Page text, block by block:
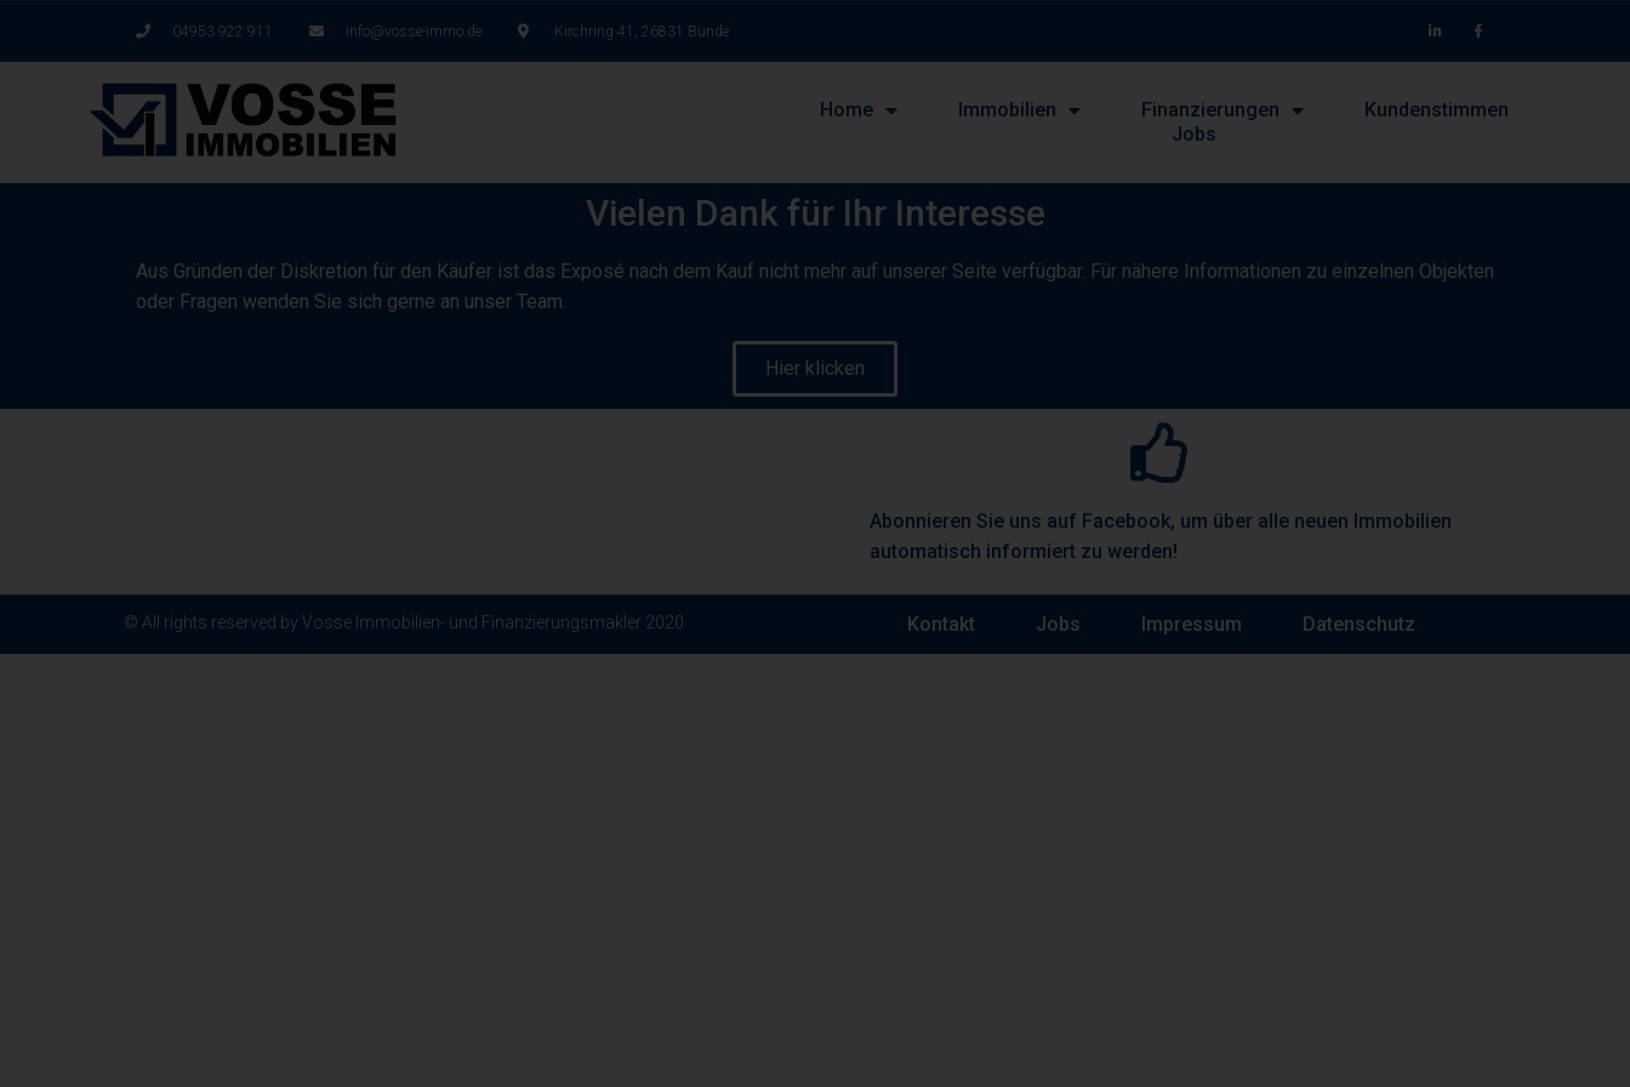
04953 922 911 info@vosse-immo.de Kirchring 41, 26831 Bunde
Home Immobilien Finanzierungen
Kundenstimmen
Jobs
Vielen Dank für Ihr Interesse
Aus Gründen der Diskretion für den Käufer ist das Exposé nach dem Kauf nicht mehr auf unserer Seite verfügbar. Für nähere Informationen zu einzelnen Objekten
oder Fragen wenden Sie sich gerne an unser Team.
Hier klicken
Abonnieren Sie uns auf Facebook, um über alle neuen Immobilien
automatisch informiert zu werden!
© All rights reserved by Vosse Immobilien- und Finanzierungsmakler 2020 Kontakt Jobs Impressum Datenschutz